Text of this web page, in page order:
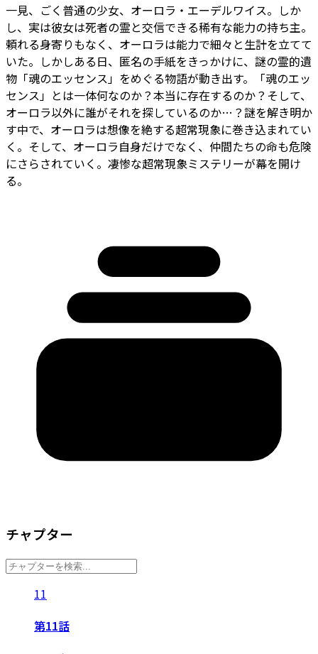
一見、ごく普通の少女、オーロラ・エーデルワイス。しか
し、実は彼女は死者の霊と交信できる稀有な能力の持ち主。
頼れる身寄りもなく、オーロラは能力で細々と生計を立てて
いた。しかしある日、匿名の手紙をきっかけに、謎の霊的遺
物「魂のエッセンス」をめぐる物語が動き出す。「魂のエッ
センス」とは一体何なのか？本当に存在するのか？そして、
オーロラ以外に誰がそれを探しているのか…？謎を解き明か
す中で、オーロラは想像を絶する超常現象に巻き込まれてい
く。そして、オーロラ自身だけでなく、仲間たちの命も危険
にさらされていく――。凄惨な超常現象ミステリーが幕を開け
る。
チャプター
11
第11話